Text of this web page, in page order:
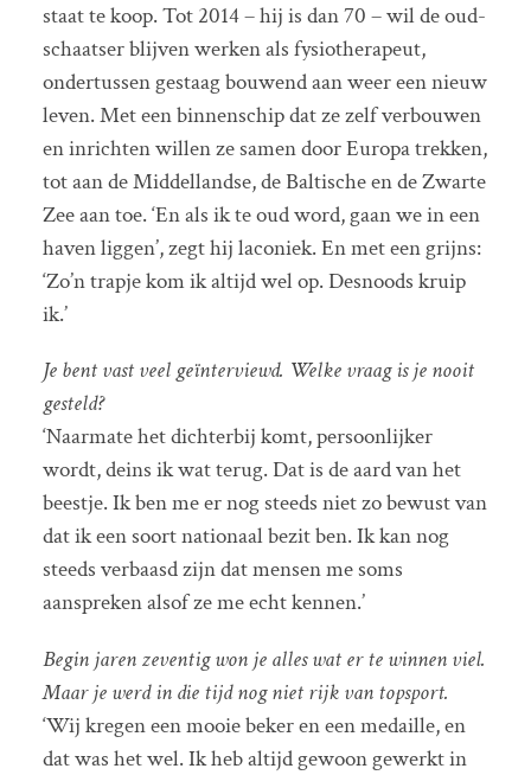
staat te koop. Tot 2014 – hij is dan 70 – wil de oud-
schaatser blijven werken als fysiotherapeut,
ondertussen gestaag bouwend aan weer een nieuw
leven. Met een binnenschip dat ze zelf verbouwen
en inrichten willen ze samen door Europa trekken,
tot aan de Middellandse, de Baltische en de Zwarte
Zee aan toe. ‘En als ik te oud word, gaan we in een
haven liggen’, zegt hij laconiek. En met een grijns:
‘Zo’n trapje kom ik altijd wel op. Desnoods kruip
ik.’
Je bent vast veel geïnterviewd. Welke vraag is je nooit
gesteld?
‘Naarmate het dichterbij komt, persoonlijker
wordt, deins ik wat terug. Dat is de aard van het
beestje. Ik ben me er nog steeds niet zo bewust van
dat ik een soort nationaal bezit ben. Ik kan nog
steeds verbaasd zijn dat mensen me soms
aanspreken alsof ze me echt kennen.’
Begin jaren zeventig won je alles wat er te winnen viel.
Maar je werd in die tijd nog niet rijk van topsport.
‘Wij kregen een mooie beker en een medaille, en
dat was het wel. Ik heb altijd gewoon gewerkt in